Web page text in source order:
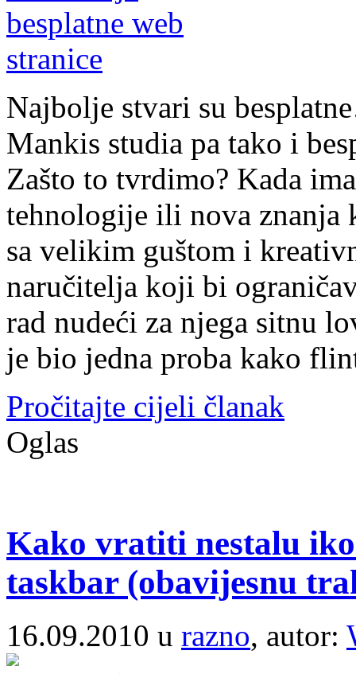
Najbolje stvari su
Mankis studia pa tako i
Zašto to tvrdimo? Kada
tehnologije ili nova znanja
sa velikim guštom i
naručitelja koji bi
rad nudeći za njega sitnu
je bio jedna proba kako
Pročitajte cijeli članak
Oglas
Kako vratiti nestalu
taskbar (obavijesnu
16.09.2010 u razno, autor: